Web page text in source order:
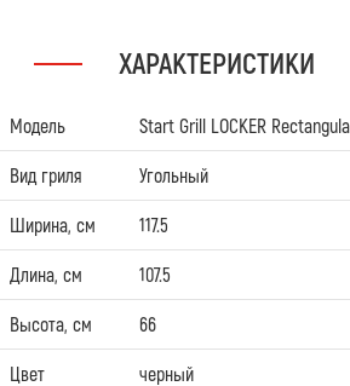
ХАРАКТЕРИСТИКИ
Модель Start Grill LOCKER
Вид гриля Угольный
Ширина, см 117.5
Длина, см 107.5
Высота, см 66
Цвет черный